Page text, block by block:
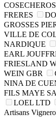
FRERES
GROSSES
VILLE DE
NARDIQUE
EARL
FRIESLAND
WEIN GBR
NINA DE
FILS MAYE SA
LOEL LTD
Artisans